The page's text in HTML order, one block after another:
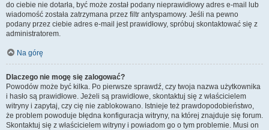
do ciebie nie dotarła, być może został podany nieprawidłowy adres e-mail lub
wiadomość została zatrzymana przez filtr antyspamowy. Jeśli na pewno
podany przez ciebie adres e-mail jest prawidłowy, spróbuj skontaktować się z
administratorem.
Na górę
Dlaczego nie mogę się zalogować?
Powodów może być kilka. Po pierwsze sprawdź, czy twoja nazwa użytkownika
i hasło są prawidłowe. Jeżeli są prawidłowe, skontaktuj się z właścicielem
witryny i zapytaj, czy cię nie zablokowano. Istnieje też prawdopodobieństwo,
że problem powoduje błędna konfiguracja witryny, na której znajduje się forum.
Skontaktuj się z właścicielem witryny i powiadom go o tym problemie. Musi on